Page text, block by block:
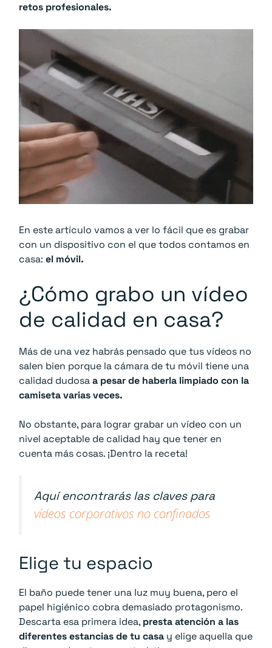
retos profesionales.
En este artículo vamos a ver lo fácil que es grabar
con un dispositivo con el que todos contamos en
casa:el móvil.
¿Cómo grabo un vídeo
de calidad en casa?
Más de una vez habrás pensado que tus vídeos no
salen bien porque la cámara de tu móvil tiene una
calidad dudosaa pesar de haberla limpiado con la
camiseta varias veces.
No obstante, para lograr grabar un vídeo con un
nivel aceptable de calidad hay que tener en
cuenta más cosas. ¡Dentro la receta!
Aquí encontrarás las claves para
vídeos corporativos no confinados
Elige tu espacio
El baño puede tener una luz muy buena, pero el
papel higiénico cobra demasiado protagonismo.
Descarta esa primera idea, presta atención a las
diferentes estancias de tu casa y elige aquella que